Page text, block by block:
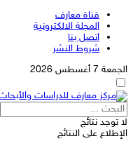
قناة معارف
المجلة الالكترونية
اتصل بنا
شروط النشر
الجمعة 7 أغسطس 2026
لا توجد نتائج
الإطلاع على النتائج